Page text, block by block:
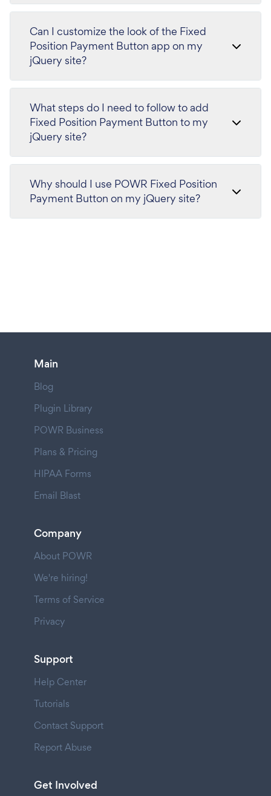
Can I customize the look of the Fixed
Position Payment Button app on my
jQuery site?
What steps do I need to follow to add
Fixed Position Payment Button to my
jQuery site?
Why should I use POWR Fixed Position
Payment Button on my jQuery site?
Main
Blog
Plugin Library
POWR Business
Plans & Pricing
HIPAA Forms
Email Blast
Company
About POWR
We're hiring!
Terms of Service
Privacy
Support
Help Center
Tutorials
Contact Support
Report Abuse
Get Involved